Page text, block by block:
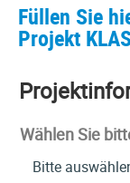
Füllen Sie
Projekt
Wählen Sie